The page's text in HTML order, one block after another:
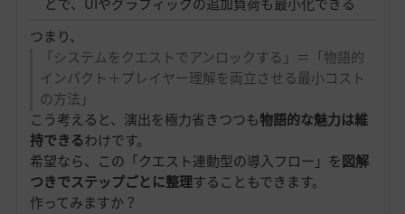
とで、UIやグラフィックの追加負荷も最小化できる
つまり、
「システムをクエストでアンロックする」＝「物語的
インパクト＋プレイヤー理解を両立させる最小コスト
の方法」
こう考えると、演出を極力省きつつも物語的な魅力は維
持できるわけです。
希望なら、この「クエスト連動型の導入フロー」を図解
つきでステップごとに整理することもできます。
作ってみますか？